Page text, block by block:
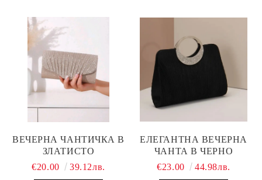
ВЕЧЕРНА ЧАНТИЧКА В
ЗЛАТИСТО
€20.00
39.12лв.
ЕЛЕГАНТНА ВЕЧЕРНА
ЧАНТА В ЧЕРНО
€23.00
44.98лв.